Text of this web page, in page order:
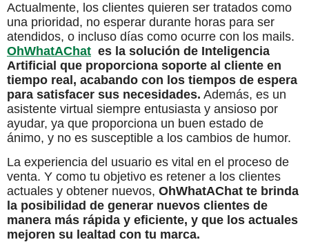
Actualmente, los clientes quieren ser tratados como
una prioridad, no esperar durante horas para ser
atendidos, o incluso días como ocurre con los mails.
OhWhatAChat es la solución de Inteligencia
Artificial que proporciona soporte al cliente en
tiempo real, acabando con los tiempos de espera
para satisfacer sus necesidades. Además, es un
asistente virtual siempre entusiasta y ansioso por
ayudar, ya que proporciona un buen estado de
ánimo, y no es susceptible a los cambios de humor.
La experiencia del usuario es vital en el proceso de
venta. Y como tu objetivo es retener a los clientes
actuales y obtener nuevos, OhWhatAChat te brinda
la posibilidad de generar nuevos clientes de
manera más rápida y eficiente, y que los actuales
mejoren su lealtad con tu marca.